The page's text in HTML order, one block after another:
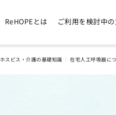
ReHOPEとは ご利用を検討中
ホスピス・介護の基礎知識 在宅人工呼吸器に